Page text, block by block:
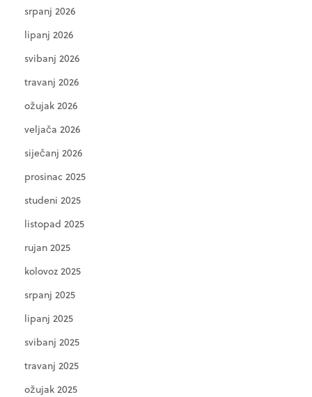
srpanj 2026
lipanj 2026
svibanj 2026
travanj 2026
ožujak 2026
veljača 2026
siječanj 2026
prosinac 2025
studeni 2025
listopad 2025
rujan 2025
kolovoz 2025
srpanj 2025
lipanj 2025
svibanj 2025
travanj 2025
ožujak 2025